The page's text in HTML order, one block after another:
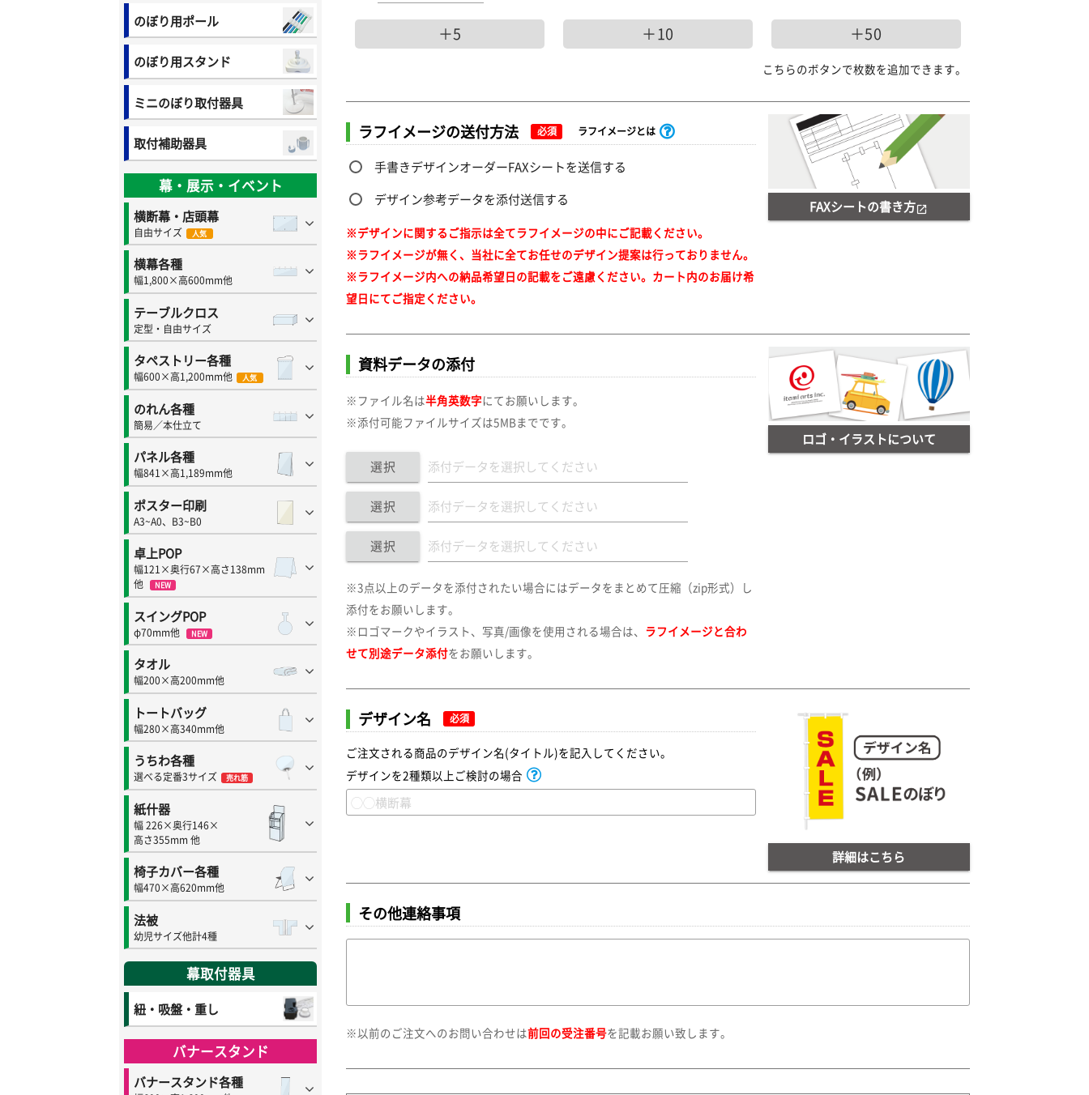
のぼり用ポール
のぼり用スタンド
ミニのぼり取付器具
取付補助器具
幕・展示・イベント
横断幕・店頭幕
自由サイズ 人気
横幕各種
幅1,800×高600mm他
テーブルクロス
定型・自由サイズ
タペストリー各種
幅600×高1,200mm他 人気
のれん各種
簡易／本仕立て
パネル各種
幅841×高1,189mm他
ポスター印刷
A3~A0、B3~B0
卓上POP
幅121×奥行67×高さ138mm
他
NEW
スイングPOP
φ70mm他 NEW
タオル
幅200×高200mm他
トートバッグ
幅280×高340mm他
うちわ各種
選べる定番3サイズ 売れ筋
紙什器
幅 226×奥行146×
高さ355mm 他
椅子カバー各種
幅470×高620mm他
法被
幼児サイズ他計4種
幕取付器具
紐・吸盤・重し
バナースタンド
バナースタンド各種
＋5 ＋10 ＋50
こちらのボタンで枚数を追加できます。
ラフイメージの送付方法 必須 ラフイメージとは
手書きデザインオーダーFAXシートを送信する
デザイン参考データを添付送信する
※デザインに関するご指示は全てラフイメージの中にご記載ください。
※ラフイメージが無く、当社に全てお任せのデザイン提案は行っておりません。
※ラフイメージ内への納品希望日の記載をご遠慮ください。カート内のお届け希
望日にてご指定ください。
FAXシートの書き方open_in_new
資料データの添付
※ファイル名は半角英数字にてお願いします。
※添付可能ファイルサイズは5MBまでです。
選択
選択
選択
※3点以上のデータを添付されたい場合にはデータをまとめて圧縮（zip形式）し
添付をお願いします。
※ロゴマークやイラスト、写真/画像を使用される場合は、 ラフイメージと合わ
せて別途データ添付をお願いします。
ロゴ・イラストについて
デザイン名 必須
ご注文される商品のデザイン名(タイトル)を記入してください。
デザインを2種類以上ご検討の場合
詳細はこちら
その他連絡事項
※以前のご注文へのお問い合わせは前回の受注番号を記載お願い致します。